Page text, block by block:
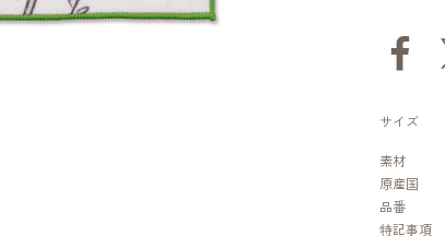
サイズ
素材
原産国
品番
特記事項